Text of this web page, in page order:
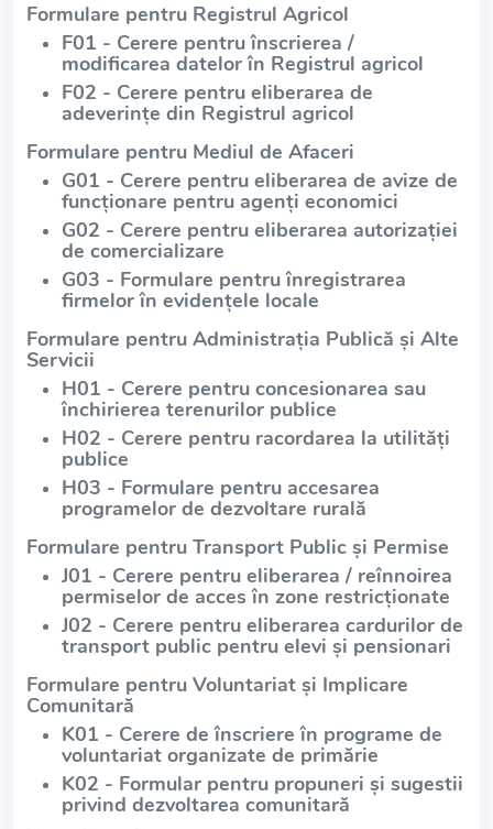
Formulare pentru Registrul Agricol
F01 - Cerere pentru înscrierea /
modificarea datelor în Registrul agricol
F02 - Cerere pentru eliberarea de
adeverințe din Registrul agricol
Formulare pentru Mediul de Afaceri
G01 - Cerere pentru eliberarea de avize de
funcționare pentru agenți economici
G02 - Cerere pentru eliberarea autorizației
de comercializare
G03 - Formulare pentru înregistrarea
firmelor în evidențele locale
Formulare pentru Administrația Publică și Alte
Servicii
H01 - Cerere pentru concesionarea sau
închirierea terenurilor publice
H02 - Cerere pentru racordarea la utilități
publice
H03 - Formulare pentru accesarea
programelor de dezvoltare rurală
Formulare pentru Transport Public și Permise
J01 - Cerere pentru eliberarea / reînnoirea
permiselor de acces în zone restricționate
J02 - Cerere pentru eliberarea cardurilor de
transport public pentru elevi și pensionari
Formulare pentru Voluntariat și Implicare
Comunitară
K01 - Cerere de înscriere în programe de
voluntariat organizate de primărie
K02 - Formular pentru propuneri și sugestii
privind dezvoltarea comunitară